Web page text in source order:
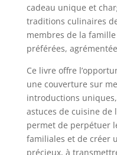
cadeau unique et
traditions culinaires
membres de la
préférées,
Ce livre offre
une couverture sur
introductions
astuces de cuisine de
permet de perpétuer
familiales et de créer
précieux, à